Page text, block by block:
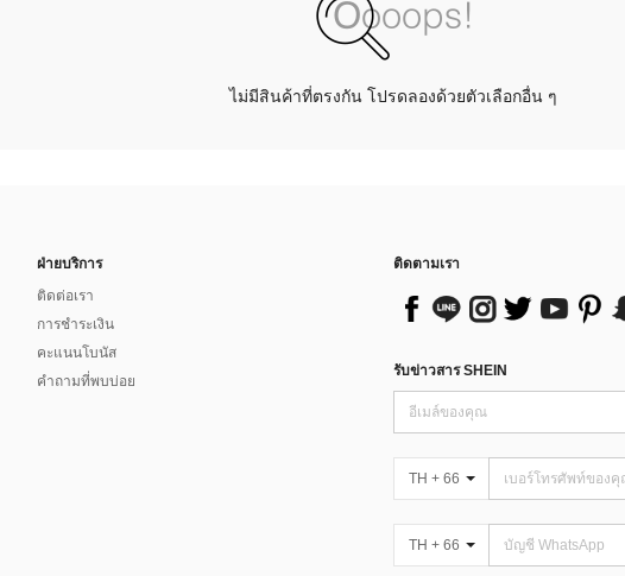
ไม่มีสินค้าที่ตรงกัน โปรดลองด้วยตัวเลือกอื่น ๆ
ฝ่ายบริการ
ติดต่อเรา
การชำระเงิน
คะแนนโบนัส
คำถามที่พบบ่อย
ติดตามเรา
รับข่าวสาร SHEIN
TH + 66
TH + 66